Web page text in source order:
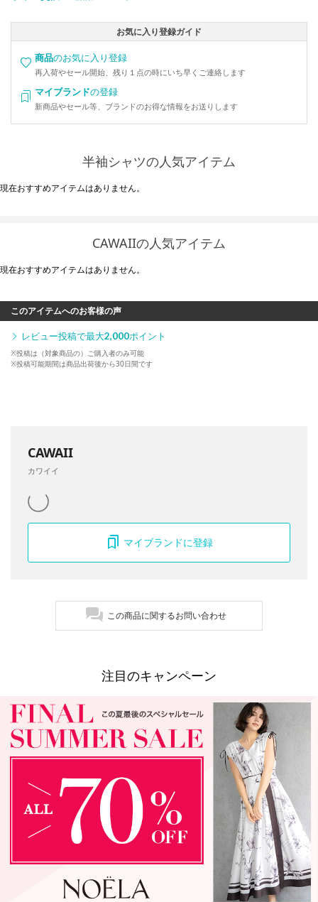
お気に入り登録ガイド
商品のお気に入り登録
再入荷やセール開始、残り１点の時にいち早くご連絡します
マイブランドの登録
新商品やセール等、ブランドのお得な情報をお送りします
半袖シャツの人気アイテム
現在おすすめアイテムはありません。
CAWAIIの人気アイテム
現在おすすめアイテムはありません。
このアイテムへのお客様の声
レビュー投稿で最大2,000ポイント
※投稿は（対象商品の）ご購入者のみ可能
※投稿可能期間は商品出荷後から30日間です
CAWAII
カワイイ
マイブランドに登録
この商品に関するお問い合わせ
注目のキャンペーン